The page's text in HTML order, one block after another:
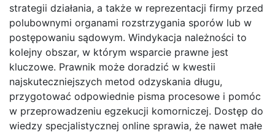
strategii działania, a także w reprezentacji firmy przed
polubownymi organami rozstrzygania sporów lub w
postępowaniu sądowym. Windykacja należności to
kolejny obszar, w którym wsparcie prawne jest
kluczowe. Prawnik może doradzić w kwestii
najskuteczniejszych metod odzyskania długu,
przygotować odpowiednie pisma procesowe i pomóc
w przeprowadzeniu egzekucji komorniczej. Dostęp do
wiedzy specjalistycznej online sprawia, że nawet małe